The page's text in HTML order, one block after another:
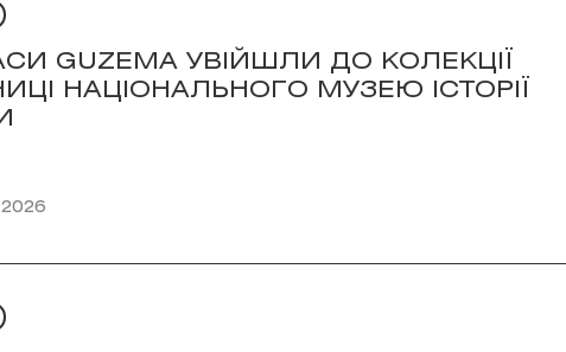
GUZEMA УВІЙШЛИ ДО КОЛЕКЦІЇ
НАЦІОНАЛЬНОГО МУЗЕЮ ІСТОРІЇ